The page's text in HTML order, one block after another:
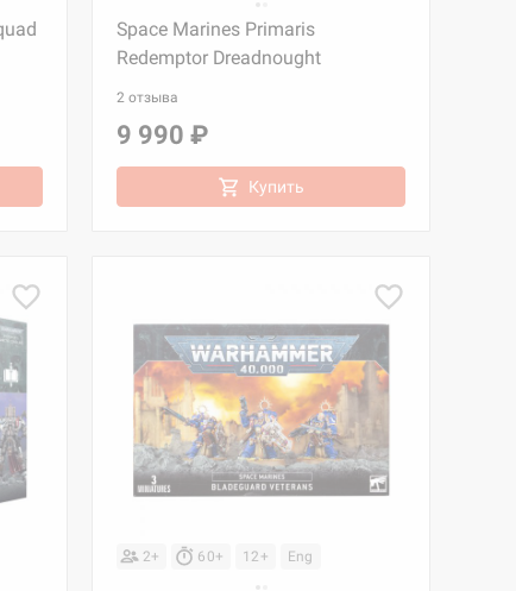
Space Marines Primaris
Redemptor Dreadnought
2 отзыва
9 990 ₽
Купить
2+ 60+ 12+ Eng